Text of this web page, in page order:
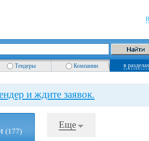
Тендеры Компании в разделах
и ждите заявок.
(177)
Еще